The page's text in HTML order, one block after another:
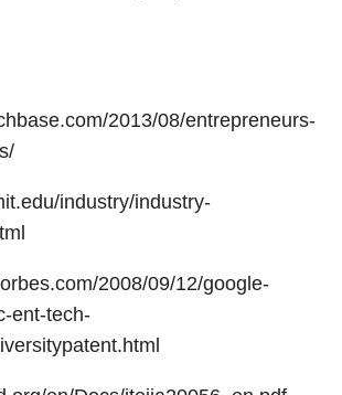
2013/08/entrepreneurs-
industry/industry-
2008/09/12/google-
ent-tech-